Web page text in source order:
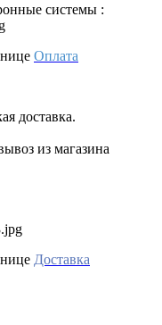
системы :
Оплата
доставка.
из магазина
Доставка